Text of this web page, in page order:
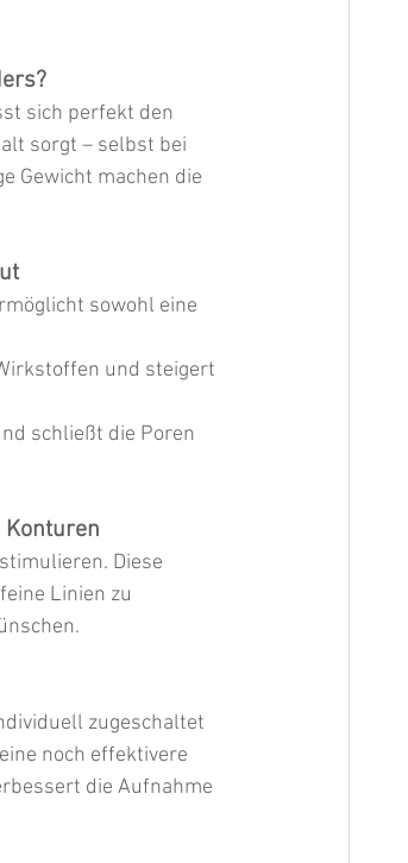
sich perfekt den
sorgt – selbst bei
Gewicht machen die
sowohl eine
und steigert
schließt die Poren
Diese
Linien zu
zugeschaltet
noch effektivere
die Aufnahme